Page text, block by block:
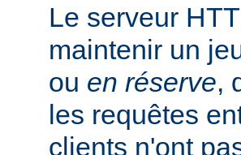
Le serveur
maintenir un
ou en réserve,
les requêtes
clients n'ont